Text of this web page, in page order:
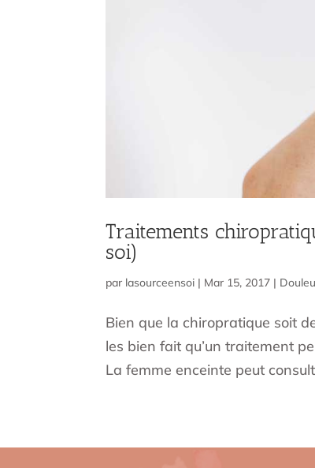
Traitements
soi)
par lasourceensoi | Mar 15, 2017 |
Bien que la chiropratique soit
les bien fait qu’un traitement
La femme enceinte peut